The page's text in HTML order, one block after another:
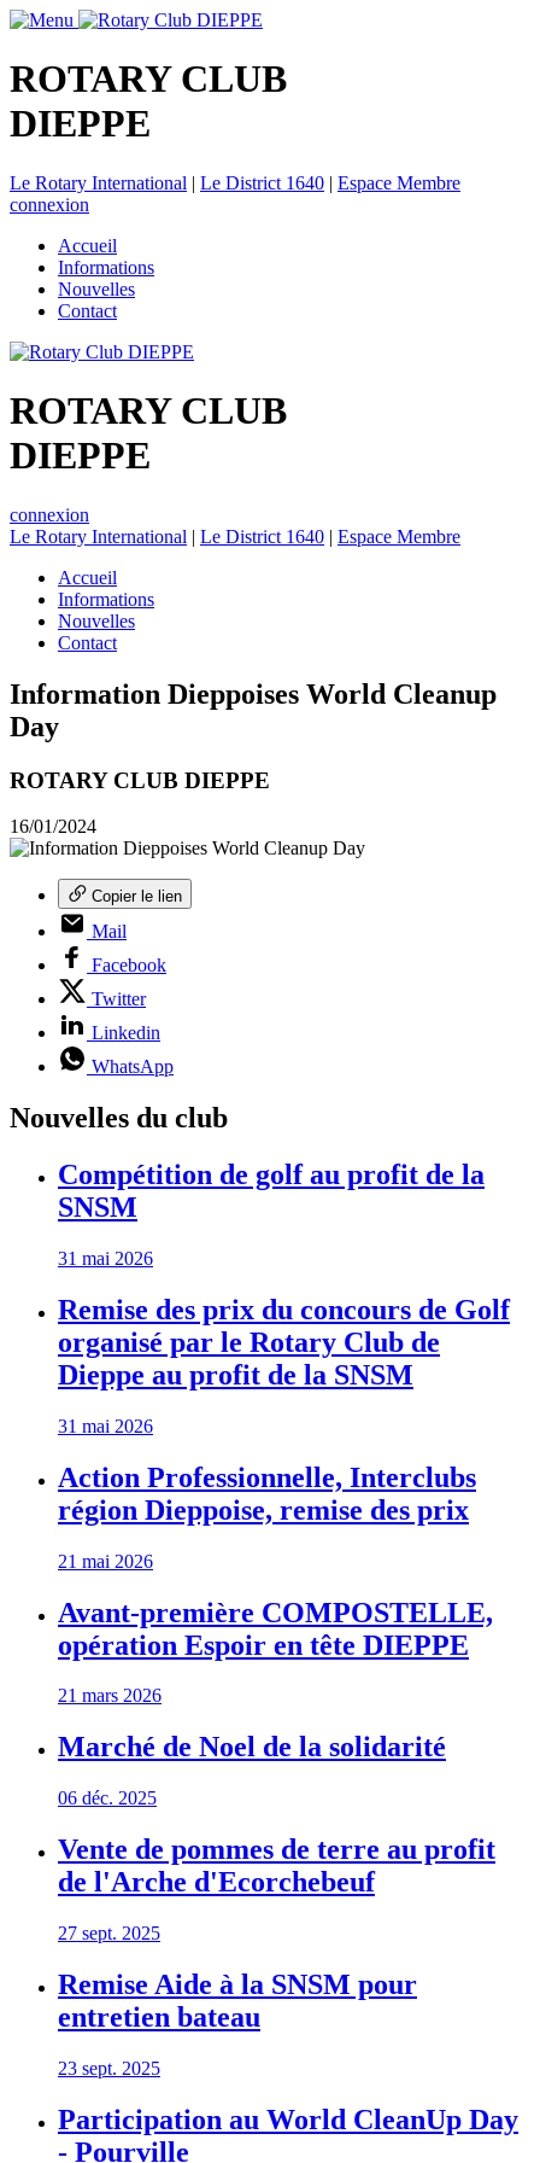
ROTARY CLUB
DIEPPE
Le Rotary International | Le District 1640 | Espace Membre
connexion
Accueil
Informations
Nouvelles
Contact
ROTARY CLUB
DIEPPE
connexion
Le Rotary International | Le District 1640 | Espace Membre
Accueil
Informations
Nouvelles
Contact
Information Dieppoises World Cleanup
Day
ROTARY CLUB DIEPPE
16/01/2024
Copier le lien
Mail
Facebook
Twitter
Linkedin
WhatsApp
Nouvelles du club
Compétition de golf au profit de la
SNSM
31 mai 2026
Remise des prix du concours de Golf
organisé par le Rotary Club de
Dieppe au profit de la SNSM
31 mai 2026
Action Professionnelle, Interclubs
région Dieppoise, remise des prix
21 mai 2026
Avant-première COMPOSTELLE,
opération Espoir en tête DIEPPE
21 mars 2026
Marché de Noel de la solidarité
06 déc. 2025
Vente de pommes de terre au profit
de l'Arche d'Ecorchebeuf
27 sept. 2025
Remise Aide à la SNSM pour
entretien bateau
23 sept. 2025
Participation au World CleanUp Day
- Pourville